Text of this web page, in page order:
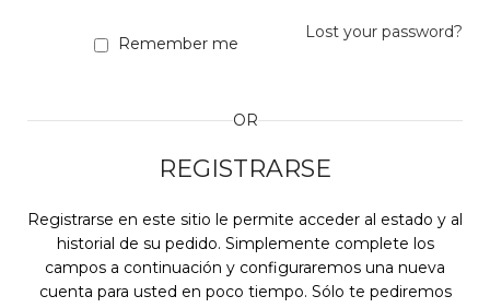
Lost your password?
Remember me
OR
REGISTRARSE
Registrarse en este sitio le permite acceder al estado y al
historial de su pedido. Simplemente complete los
campos a continuación y configuraremos una nueva
cuenta para usted en poco tiempo. Sólo te pediremos